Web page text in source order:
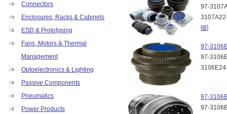
Connectors
Enclosures, Racks & Cabinets
ESD & Prototyping
Fans, Motors & Thermal
Management
Optoelectronics & Lighting
Passive Components
Pneumatics
Power Products
97-
细]
97-
97-
97-
97-